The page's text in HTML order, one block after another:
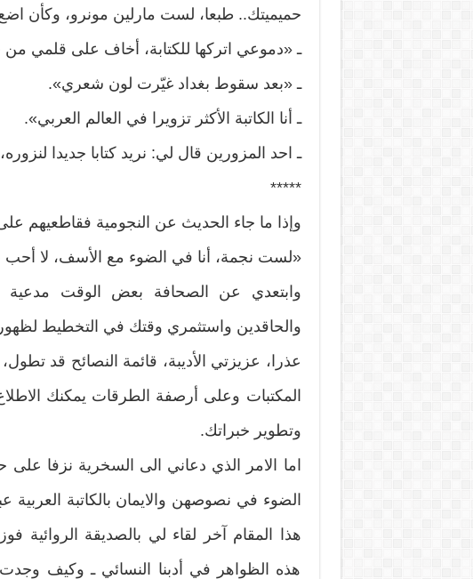
حميميتك.. طبعا، لست مارلين مونرو، وكأن اضع
ـ «دموعي اتركها للكتابة، أخاف على قلمي من
ـ «بعد سقوط بغداد غيّرت لون شعري».
ـ أنا الكاتبة الأكثر تزويرا في العالم العربي».
ـ احد المزورين قال لي: نريد كتابا جديدا
*****
وإذا ما جاء الحديث عن النجومية فقاطعيهم
«لست نجمة، أنا في الضوء مع الأسف، لا أحب
وابتعدي عن الصحافة بعض الوقت مدعية
والحاقدين واستثمري وقتك في التخطيط لظهور
عذرا، عزيزتي الأديبة، قائمة النصائح قد
المكتبات وعلى أرصفة الطرقات يمكنك
وتطوير خبراتك.
اما الامر الذي دعاني الى السخرية نزفا
الضوء في نصوصهن والايمان بالكاتبة العربية
هذا المقام آخر لقاء لي بالصديقة الروائية
هذه الظواهر في أدبنا النسائي ـ وكيف